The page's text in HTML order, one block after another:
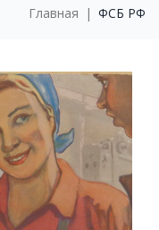
Главная | ФСБ РФ